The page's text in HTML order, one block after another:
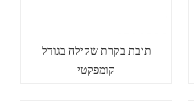
תיבת בקרת שקילה בגודל
קומפקטי